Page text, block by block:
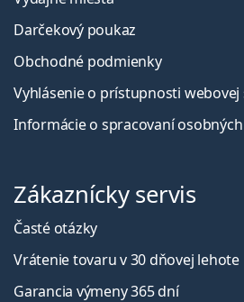
Darčekový poukaz
Obchodné podmienky
Vyhlásenie o prístupnosti
Informácie o spracovaní
Zákaznícky servis
Časté otázky
Vrátenie tovaru v 30 dňovej lehote
Garancia výmeny 365 dní